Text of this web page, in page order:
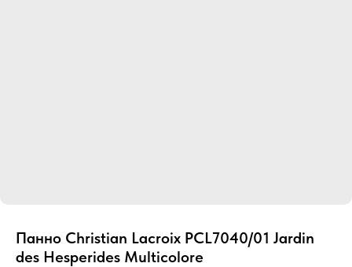
Панно Christian Lacroix PCL7040/01 Jardin
des Hesperides Multicolore